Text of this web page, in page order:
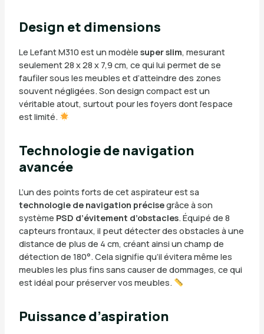
Design et dimensions
Le Lefant M310 est un modèle super slim, mesurant
seulement 28 x 28 x 7,9 cm, ce qui lui permet de se
faufiler sous les meubles et d’atteindre des zones
souvent négligées. Son design compact est un
véritable atout, surtout pour les foyers dont l’espace
est limité.
Technologie de navigation
avancée
L’un des points forts de cet aspirateur est sa
technologie de navigation précisegrâce à son
système PSD d’évitement d’obstacles. Équipé de 8
capteurs frontaux, il peut détecter des obstacles à une
distance de plus de 4 cm, créant ainsi un champ de
détection de 180°. Cela signifie qu’il évitera même les
meubles les plus fins sans causer de dommages, ce qui
est idéal pour préserver vos meubles.
Puissance d’aspiration